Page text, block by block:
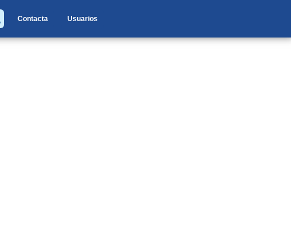
Contacta Usuarios